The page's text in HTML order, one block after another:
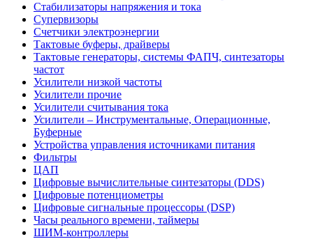
Стабилизаторы напряжения и тока
Супервизоры
Счетчики электроэнергии
Тактовые буферы, драйверы
Тактовые генераторы, системы ФАПЧ, синтезаторы
частот
Усилители низкой частоты
Усилители прочие
Усилители считывания тока
Усилители – Инструментальные, Операционные,
Буферные
Устройства управления источниками питания
Фильтры
ЦАП
Цифровые вычислительные синтезаторы (DDS)
Цифровые потенциометры
Цифровые сигнальные процессоры (DSP)
Часы реального времени, таймеры
ШИМ-контроллеры